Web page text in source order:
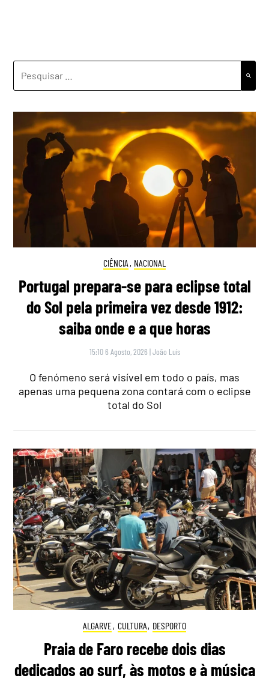
POR:
CIÊNCIA , NACIONAL
Portugal prepara-se para eclipse total
do Sol pela primeira vez desde 1912:
saiba onde e a que horas
15:10 6 Agosto, 2026 |João Luís
O fenómeno será visível em todo o país, mas
apenas uma pequena zona contará com o eclipse
total do Sol
ALGARVE, CULTURA, DESPORTO
Praia de Faro recebe dois dias
dedicados ao surf, às motos e à música